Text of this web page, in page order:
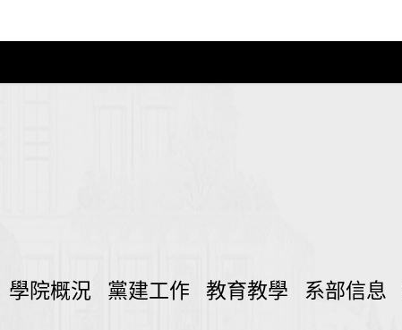
學院概況 黨建工作 教育教學 系部信息